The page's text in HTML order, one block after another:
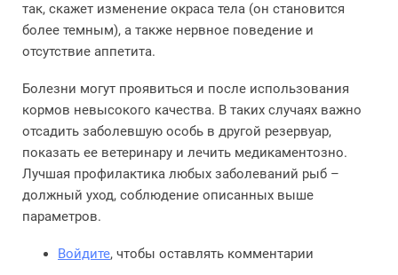
так, скажет изменение окраса тела (он становится
более темным), а также нервное поведение и
отсутствие аппетита.
Болезни могут проявиться и после использования
кормов невысокого качества. В таких случаях важно
отсадить заболевшую особь в другой резервуар,
показать ее ветеринару и лечить медикаментозно.
Лучшая профилактика любых заболеваний рыб –
должный уход, соблюдение описанных выше
параметров.
Войдите, чтобы оставлять комментарии